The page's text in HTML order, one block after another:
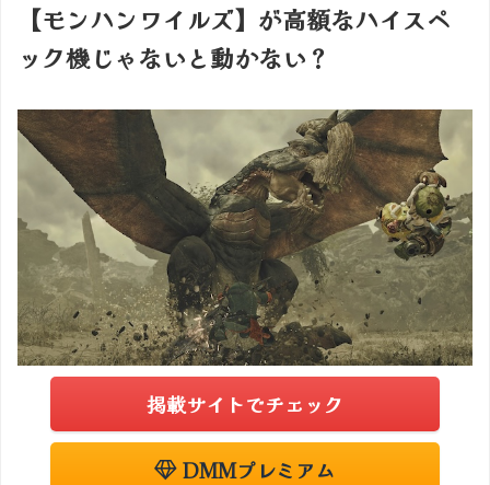
【モンハンワイルズ】が高額なハイスペ
ック機じゃないと動かない？
掲載サイトでチェック
DMMプレミアム